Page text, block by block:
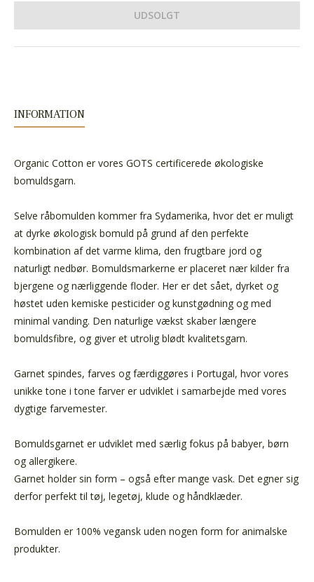
UDSOLGT
INFORMATION
Organic Cotton er vores GOTS certificerede økologiske
bomuldsgarn.
Selve råbomulden kommer fra Sydamerika, hvor det er muligt
at dyrke økologisk bomuld på grund af den perfekte
kombination af det varme klima, den frugtbare jord og
naturligt nedbør. Bomuldsmarkerne er placeret nær kilder fra
bjergene og nærliggende floder. Her er det sået, dyrket og
høstet uden kemiske pesticider og kunstgødning og med
minimal vanding. Den naturlige vækst skaber længere
bomuldsfibre, og giver et utrolig blødt kvalitetsgarn.
Garnet spindes, farves og færdiggøres i Portugal, hvor vores
unikke tone i tone farver er udviklet i samarbejde med vores
dygtige farvemester.
Bomuldsgarnet er udviklet med særlig fokus på babyer, børn
og allergikere.
Garnet holder sin form – også efter mange vask. Det egner sig
derfor perfekt til tøj, legetøj, klude og håndklæder.
Bomulden er 100% vegansk uden nogen form for animalske
produkter.